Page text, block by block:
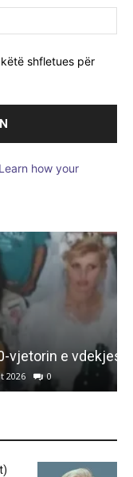
shfletues për
Learn how your
saj…